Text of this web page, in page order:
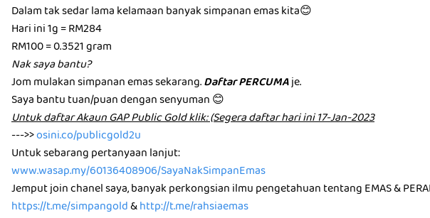
Dalam tak sedar lama kelamaan banyak simpanan emas kita😊
Hari ini 1g = RM284
RM100 = 0.3521 gram
Nak saya bantu?
Jom mulakan simpanan emas sekarang.Daftar PERCUMAje.
Saya bantu tuan/puan dengan senyuman 😊
U͏n͏t͏u͏k͏ d͏a͏f͏t͏a͏r͏ A͏k͏a͏u͏n͏ G͏A͏P͏ P͏u͏b͏l͏i͏c͏ G͏o͏l͏d͏ k͏l͏i͏k͏: (Segera daftar hari ini 17-Jan-2023
--->>osini.co/publicgold2u
Untuk sebarang pertanyaan lanjut:
www.wasap.my/60136408906/SayaNakSimpanEmas
Jemput join chanel saya, banyak perkongsian ilmu pengetahuan tentang EMAS &
https://t.me/simpangold&http://t.me/rahsiaemas